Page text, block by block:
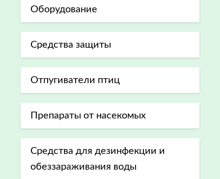
Оборудование
Средства защиты
Отпугиватели птиц
Препараты от насекомых
Средства для дезинфекции и
обеззараживания воды